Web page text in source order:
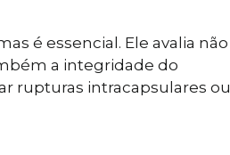
é essencial. Ele avalia não
a integridade do
rupturas intracapsulares ou